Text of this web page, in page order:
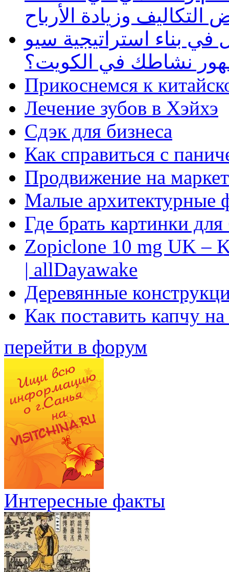
وزيادة الأرباح
بناء استراتيجية سيو
نشاطك في الكويت؟
Прикоснемся к
Лечение зубов в Хэйхэ
Сдэк для бизнеса
Как справиться с
Продвижение на
Малые архитектурные
Где брать картинки
Zopiclone 10 mg UK –
| allDayawake
Деревянные
Как поставить капчу
перейти в форум
Интересные факты